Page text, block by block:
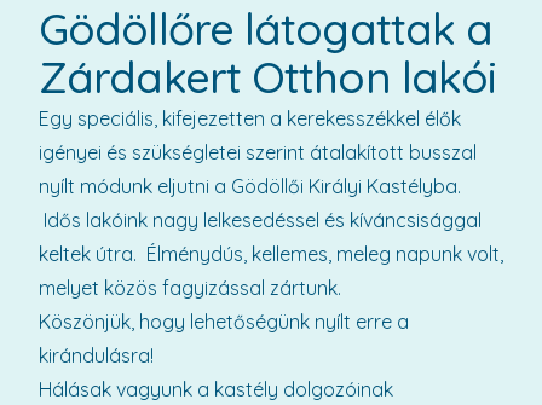
Gödöllőre látogattak a
Zárdakert Otthon lakói
Egy speciális, kifejezetten a kerekesszékkel élők
igényei és szükségletei szerint átalakított busszal
nyílt módunk eljutni a Gödöllői Királyi Kastélyba.
Idős lakóink nagy lelkesedéssel és kíváncsisággal
keltek útra. Élménydús, kellemes, meleg napunk volt,
melyet közös fagyizással zártunk.
Köszönjük, hogy lehetőségünk nyílt erre a
kirándulásra!
Hálásak vagyunk a kastély dolgozóinak